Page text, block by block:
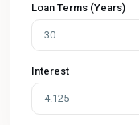
Loan Terms (Years)
Interest